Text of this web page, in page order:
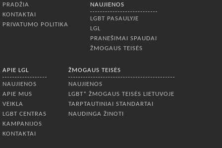
PRADŽIA
KONTAKTAI
PRIVATUMO POLITIKA
NAUJIENOS
LGBT PASAULYJE
LGL
PRANEŠIMAI SPAUDAI
ŽMOGAUS TEISĖS
APIE LGL
NAUJIENOS
APIE MUS
VEIKLA
LGBT CENTRAS
KAMPANIJOS
KONTAKTAI
ŽMOGAUS TEISĖS
NAUJIENOS
LGBT* ŽMOGAUS TEISĖS LIETUVOJE
TARPTAUTINIAI STANDARTAI
NAUDINGA ŽINOTI